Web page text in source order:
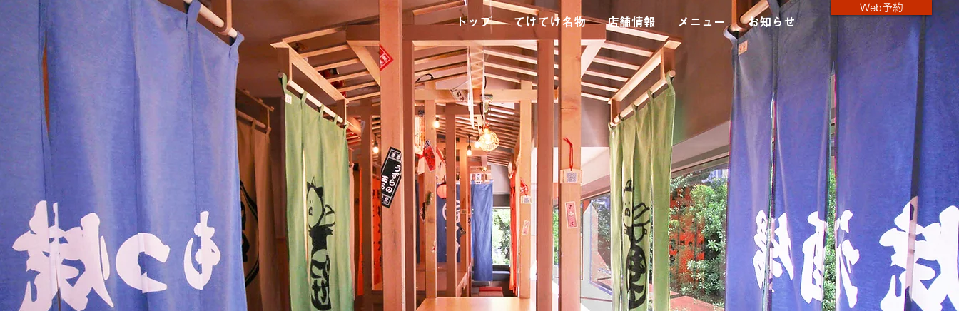
トップ てけてけ名物 店舗情報 メニュー お知らせ
Web予約